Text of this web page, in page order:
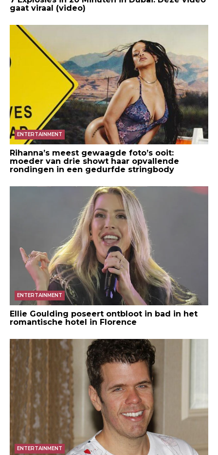
gaat viraal (video)
ENTERTAINMENT
Rihanna’s meest gewaagde foto’s ooit:
moeder van drie showt haar opvallende
rondingen in een gedurfde stringbody
ENTERTAINMENT
Ellie Goulding poseert ontbloot in bad in het
romantische hotel in Florence
ENTERTAINMENT